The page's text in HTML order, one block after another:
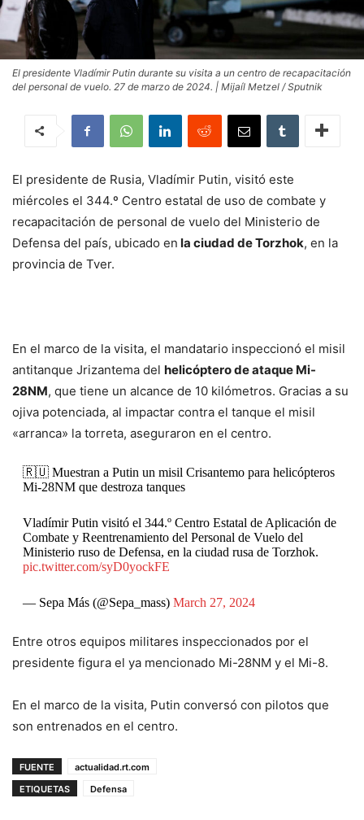
El presidente Vladímir Putin durante su visita a un centro de recapacitación
del personal de vuelo. 27 de marzo de 2024. | Mijaíl Metzel / Sputnik
El presidente de Rusia, Vladímir Putin, visitó este
miércoles el 344.º Centro estatal de uso de combate y
recapacitación de personal de vuelo del Ministerio de
Defensa del país, ubicado en la ciudad de Torzhok, en la
provincia de Tver.
En el marco de la visita, el mandatario inspeccionó el misil
antitanque Jrizantema del helicóptero de ataque Mi-
28NM, que tiene un alcance de 10 kilómetros. Gracias a su
ojiva potenciada, al impactar contra el tanque el misil
«arranca» la torreta, aseguraron en el centro.
🇷🇺 Muestran a Putin un misil Crisantemo para helicópteros
Mi-28NM que destroza tanques
Vladímir Putin visitó el 344.º Centro Estatal de Aplicación de
Combate y Reentrenamiento del Personal de Vuelo del
Ministerio ruso de Defensa, en la ciudad rusa de Torzhok.
pic.twitter.com/syD0yockFE
— Sepa Más (@Sepa_mass) March 27, 2024
Entre otros equipos militares inspeccionados por el
presidente figura el ya mencionado Mi-28NM y el Mi-8.
En el marco de la visita, Putin conversó con pilotos que
son entrenados en el centro.
FUENTE
actualidad.rt.com
ETIQUETAS
Defensa